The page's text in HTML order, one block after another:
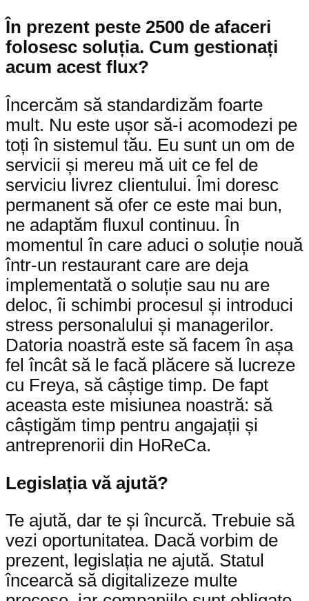
În prezent peste 2500 de afaceri
folosesc soluția. Cum gestionați
acum acest flux?
Încercăm să standardizăm foarte
mult. Nu este ușor să-i acomodezi pe
toți în sistemul tău. Eu sunt un om de
servicii și mereu mă uit ce fel de
serviciu livrez clientului. Îmi doresc
permanent să ofer ce este mai bun,
ne adaptăm fluxul continuu. În
momentul în care aduci o soluție nouă
într-un restaurant care are deja
implementată o soluție sau nu are
deloc, îi schimbi procesul și introduci
stress personalului și managerilor.
Datoria noastră este să facem în așa
fel încât să le facă plăcere să lucreze
cu Freya, să câștige timp. De fapt
aceasta este misiunea noastră: să
câștigăm timp pentru angajații și
antreprenorii din HoReCa.
Legislația vă ajută?
Te ajută, dar te și încurcă. Trebuie să
vezi oportunitatea. Dacă vorbim de
prezent, legislația ne ajută. Statul
încearcă să digitalizeze multe